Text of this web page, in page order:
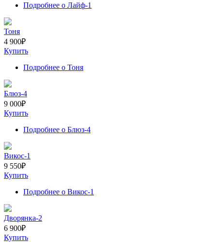
Подробнее о Лайф-1
Тоня
4 900₽
Купить
Подробнее о Тоня
Блюз-4
9 000₽
Купить
Подробнее о Блюз-4
Викос-1
9 550₽
Купить
Подробнее о Викос-1
Дворянка-2
6 900₽
Купить